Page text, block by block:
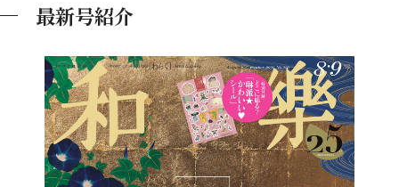
最新号紹介